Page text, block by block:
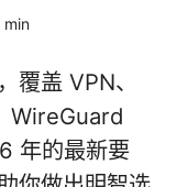
min
覆盖 VPN、
WireGuard
年的最新要